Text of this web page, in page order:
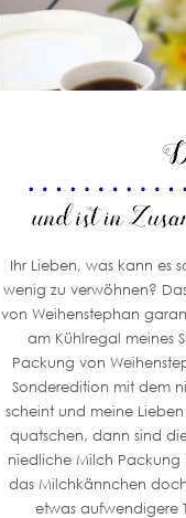
Ihr Lieben, was kann es
wenig zu verwöhnen?
von Weihenstephan
am Kühlregal meines
Packung von
Sonderedition mit dem
scheint und meine
quatschen, dann sind
niedliche Milch Packung
das Milchkännchen
etwas aufwendigere